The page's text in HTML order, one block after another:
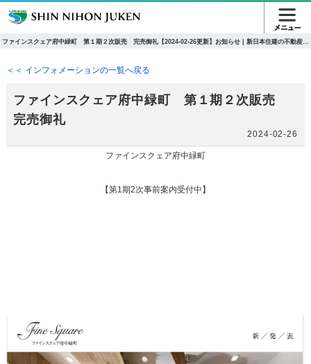
ファインスクェア府中緑町 第１期２次販売 完売御礼【2024-02-26更新】お知らせ | 新日本住建の不動産総
＜＜ インフォメーションの一覧へ戻る
ファインスクェア府中緑町 第１期２次販売
完売御礼
2024-02-26
ファインスクェア府中緑町
【第1期2次事前案内受付中】